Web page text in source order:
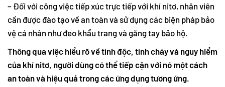
– Đối với công việc tiếp xúc trực tiếp với khí nitơ, nhân viên
cần được đào tạo về an toàn và sử dụng các biện pháp bảo
vệ cá nhân như đeo khẩu trang và găng tay bảo hộ.
Thông qua việc hiểu rõ về tính độc, tính cháy và nguy hiểm
của khí nitơ, người dùng có thể tiếp cận với nó một cách
an toàn và hiệu quả trong các ứng dụng tương ứng.